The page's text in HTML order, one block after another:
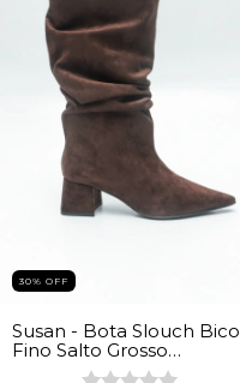
30% OFF
Susan - Bota Slouch Bico
Fino Salto Grosso
Camurça Marrom